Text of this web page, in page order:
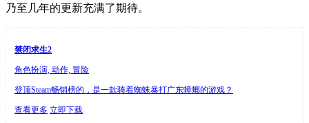
乃至几年的更新充满了期待。
禁闭求生2
角色扮演, 动作, 冒险
登顶Steam畅销榜的，是一款骑着蜘蛛暴打广东蟑螂的游戏？
查看更多 立即下载